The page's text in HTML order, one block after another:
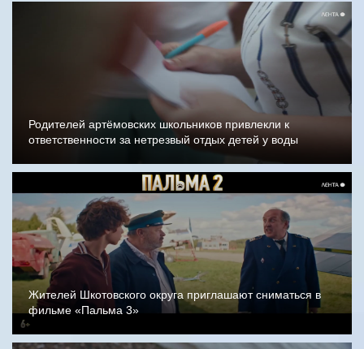
Родителей артёмовских школьников привлекли к
ответственности за нетрезвый отдых детей у воды
Жителей Шкотовского округа приглашают сниматься в
фильме «Пальма 3»